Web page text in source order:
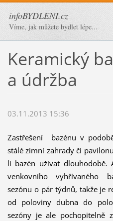
infoBYDLENI.cz
Víme, jak můžete bydlet lépe...
Keramický
a údržba
03.11.2013 15:36
Zastřešení bazénu v
stálé zimní zahrady či
li bazén užívat dlouhodobě.
venkovního vyhřívaného
sezónu o pár týdnů, takže je
od poloviny dubna do
sezóny je ale pochopitelně